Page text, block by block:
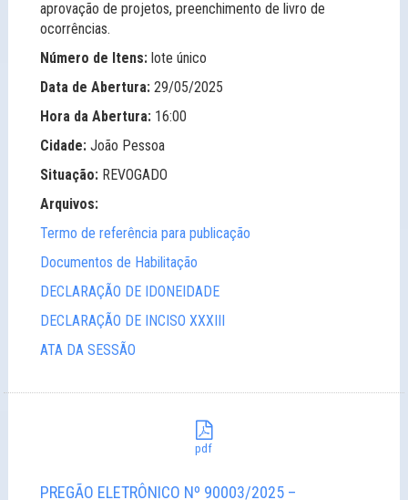
aprovação de projetos, preenchimento de livro de
ocorrências.
Número de Itens: lote único
Data de Abertura: 29/05/2025
Hora da Abertura: 16:00
Cidade: João Pessoa
Situação: REVOGADO
Arquivos:
Termo de referência para publicação
Documentos de Habilitação
DECLARAÇÃO DE IDONEIDADE
DECLARAÇÃO DE INCISO XXXIII
ATA DA SESSÃO
pdf
PREGÃO ELETRÔNICO Nº 90003/2025 –